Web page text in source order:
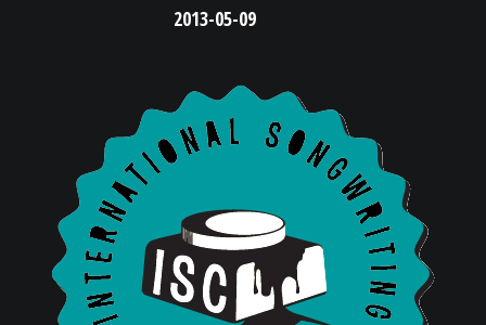
2013-05-09